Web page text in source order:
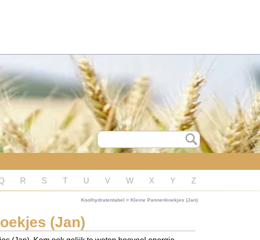
R S T U V W X Y Z
Koolhydratentabel > Kleine Pannenkoekjes (Jan)
(Jan)